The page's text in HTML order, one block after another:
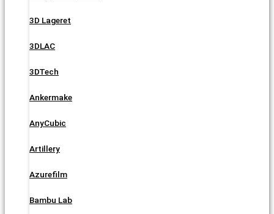
3D Lageret
3DLAC
3DTech
Ankermake
AnyCubic
Artillery
Azurefilm
Bambu Lab